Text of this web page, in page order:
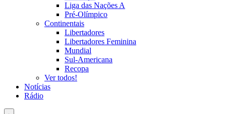
Liga das Nações A
Pré-Olímpico
Continentais
Libertadores
Libertadores Feminina
Mundial
Sul-Americana
Recopa
Ver todos!
Notícias
Rádio